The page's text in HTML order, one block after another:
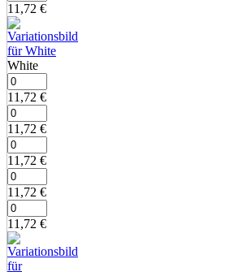
11,72 €
White
11,72 €
11,72 €
11,72 €
11,72 €
11,72 €